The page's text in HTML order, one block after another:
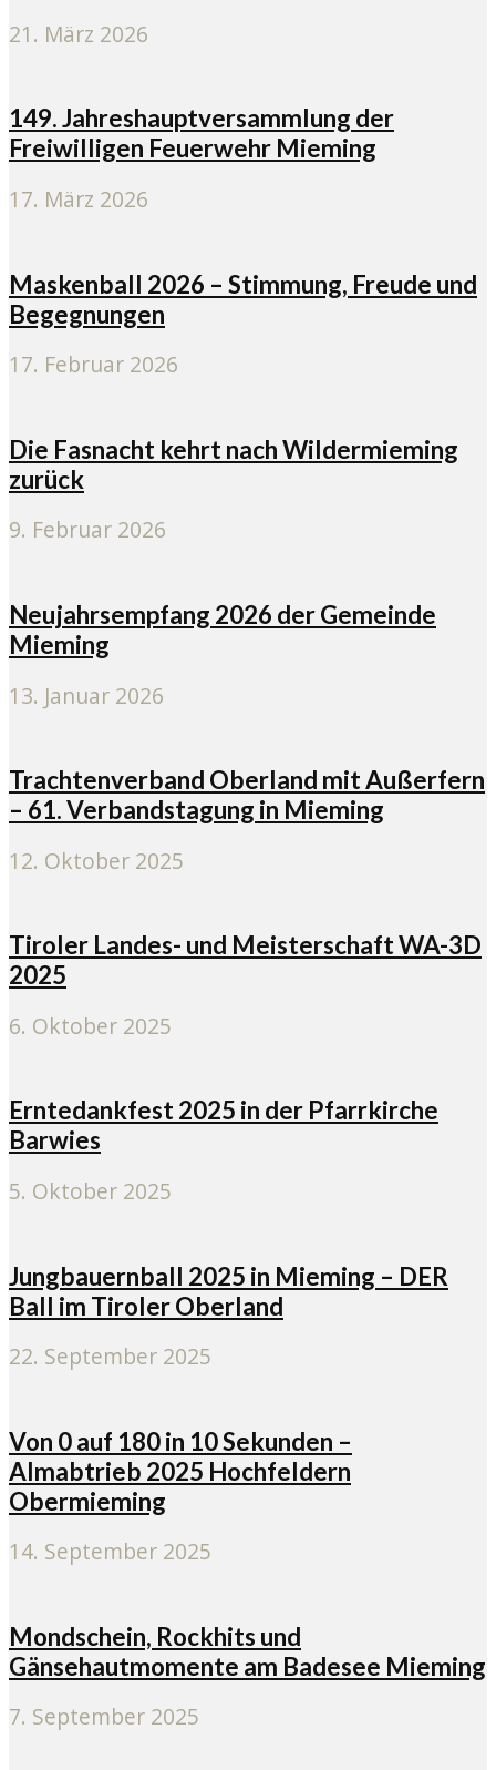
21. März 2026
149. Jahreshauptversammlung der
Freiwilligen Feuerwehr Mieming
17. März 2026
Maskenball 2026 – Stimmung, Freude und
Begegnungen
17. Februar 2026
Die Fasnacht kehrt nach Wildermieming
zurück
9. Februar 2026
Neujahrsempfang 2026 der Gemeinde
Mieming
13. Januar 2026
Trachtenverband Oberland mit Außerfern
– 61. Verbandstagung in Mieming
12. Oktober 2025
Tiroler Landes- und Meisterschaft WA-3D
2025
6. Oktober 2025
Erntedankfest 2025 in der Pfarrkirche
Barwies
5. Oktober 2025
Jungbauernball 2025 in Mieming – DER
Ball im Tiroler Oberland
22. September 2025
Von 0 auf 180 in 10 Sekunden –
Almabtrieb 2025 Hochfeldern
Obermieming
14. September 2025
Mondschein, Rockhits und
Gänsehautmomente am Badesee Mieming
7. September 2025